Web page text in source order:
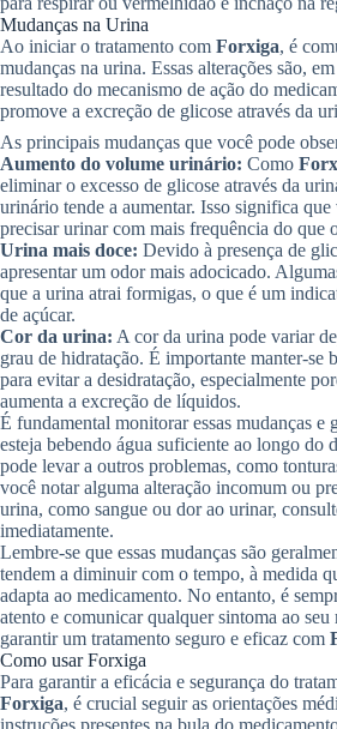
Mudanças na Urina
Ao iniciar o tratamento com Forxiga, é
mudanças na urina. Essas alterações são,
resultado do mecanismo de ação do
promove a excreção de glicose através da
As principais mudanças que você pode
Aumento do volume urinário: Como
eliminar o excesso de glicose através da
urinário tende a aumentar. Isso significa que
precisar urinar com mais frequência do que
Urina mais doce: Devido à presença de
apresentar um odor mais adocicado.
que a urina atrai formigas, o que é um
de açúcar.
Cor da urina: A cor da urina pode variar
grau de hidratação. É importante manter-se
para evitar a desidratação, especialmente
aumenta a excreção de líquidos.
É fundamental monitorar essas mudanças e
esteja bebendo água suficiente ao longo do
pode levar a outros problemas, como
você notar alguma alteração incomum ou
urina, como sangue ou dor ao urinar,
imediatamente.
Lembre-se que essas mudanças são
tendem a diminuir com o tempo, à medida
adapta ao medicamento. No entanto, é
atento e comunicar qualquer sintoma ao seu
garantir um tratamento seguro e eficaz com
Como usar Forxiga
Para garantir a eficácia e segurança do
Forxiga, é crucial seguir as orientações
instruções presentes na bula do